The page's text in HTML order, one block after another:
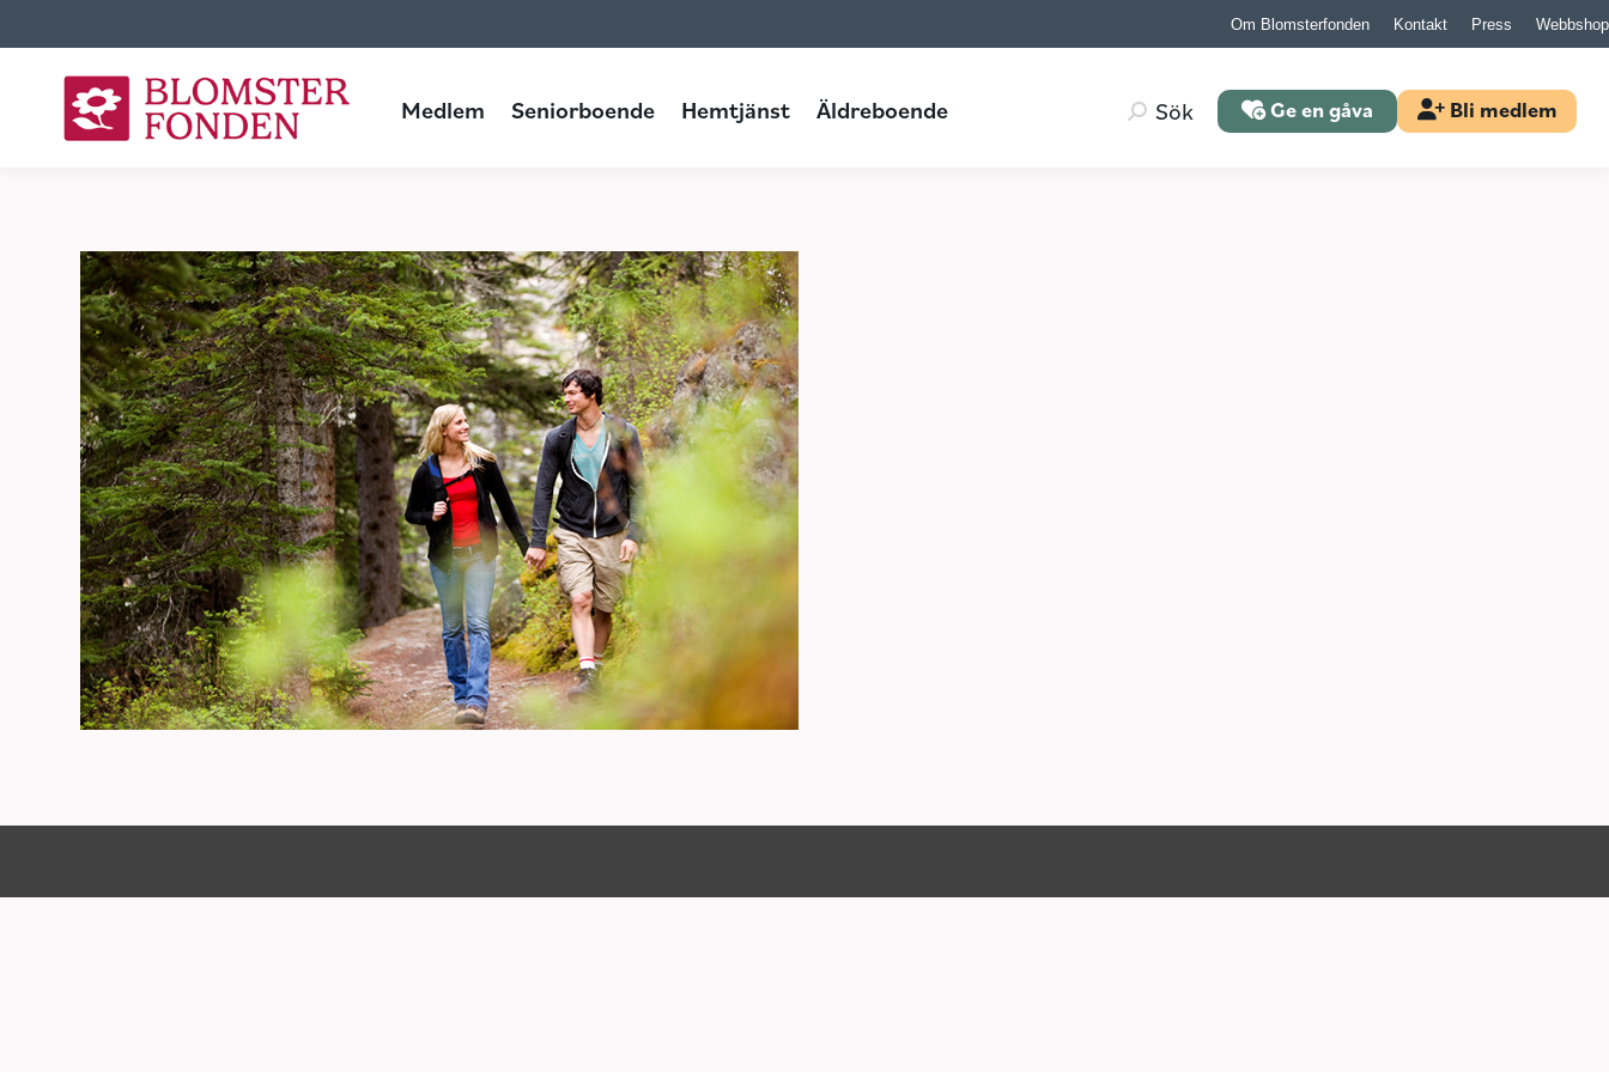
Om Blomsterfonden Kontakt Press Webbshop
Medlem Seniorboende Hemtjänst Äldreboende Search:
Sök Ge en gåva Bli medlem
Ge en gåva Bli medlem